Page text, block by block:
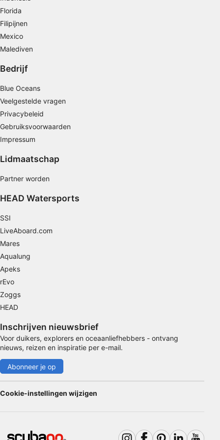
Florida
Filipijnen
Mexico
Malediven
Bedrijf
Blue Oceans
Veelgestelde vragen
Privacybeleid
Gebruiksvoorwaarden
Impressum
Lidmaatschap
Partner worden
HEAD Watersports
SSI
LiveAboard.com
Mares
Aqualung
Apeks
rEvo
Zoggs
HEAD
Inschrijven nieuwsbrief
Voor duikers, explorers en oceaanliefhebbers - ontvang
nieuws, reizen en inspiratie per e-mail.
Abonneer je op
Cookie-instellingen wijzigen
Profielen gebruiken voor de selectie van
gepersonaliseerde advertenties
content
Profielen gebruiken ter selectie van
De prestaties van advertenties meten
Contentprestaties meten
Publieksgroepen begrijpen aan de hand van
verschillende bronnen
Diensten ontwikkelen en verbeteren
Beperkte gegevens gebruiken om content te
Speciale functies van IAB:
Apparaten identificeren op basis van actief
Niet-IAB-verwerkingsdoeleinden:
Noodzakelijk
Functioneel
Advertenties